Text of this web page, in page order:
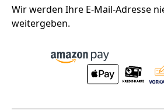
Wir werden Ihre E-Mail-Adresse
weitergeben.